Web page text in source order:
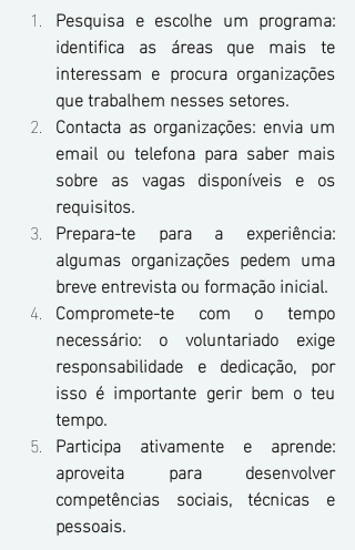
Pesquisa e escolhe um programa:
identifica as áreas que mais te
interessam e procura organizações
que trabalhem nesses setores.
Contacta as organizações: envia um
email ou telefona para saber mais
sobre as vagas disponíveis e os
requisitos.
Prepara-te para a experiência:
algumas organizações pedem uma
breve entrevista ou formação inicial.
Compromete-te com o tempo
necessário: o voluntariado exige
responsabilidade e dedicação, por
isso é importante gerir bem o teu
tempo.
Participa ativamente e aprende:
aproveita para desenvolver
competências sociais, técnicas e
pessoais.